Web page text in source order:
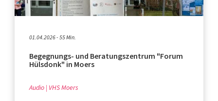
01.04.2026 - 55 Min.
Begegnungs- und Beratungszentrum "Forum
Hülsdonk" in Moers
Audio VHS Moers